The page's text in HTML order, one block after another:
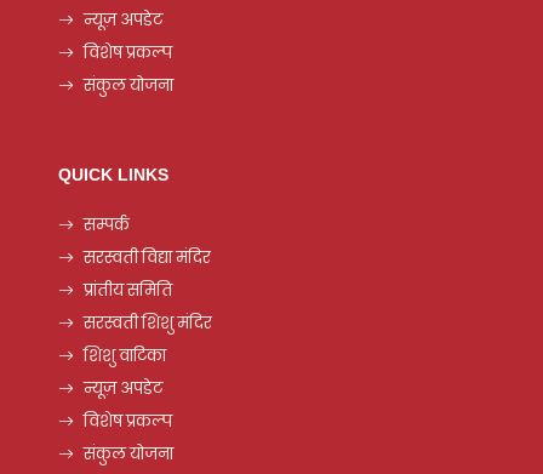
न्यूज़ अपडेट
विशेष प्रकल्प
संकुल योजना
QUICK LINKS
सम्पर्क
सरस्वती विद्या मंदिर
प्रांतीय समिति
सरस्वती शिशु मंदिर
शिशु वाटिका
न्यूज़ अपडेट
विशेष प्रकल्प
संकुल योजना